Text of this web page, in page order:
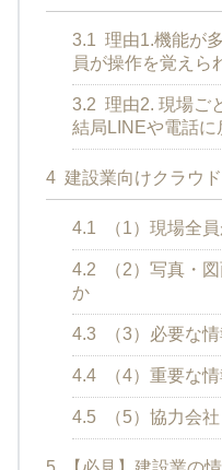
3.1 理由1.機能が
員が操作を覚えら
3.2 理由2. 現場ご
結局LINEや電話に
4 建設業向けクラウ
4.1 （1）現場全
4.2
（2）写真・
か
4.3 （3）必要な
4.4 （4）重要な
4.5 （5）協力会